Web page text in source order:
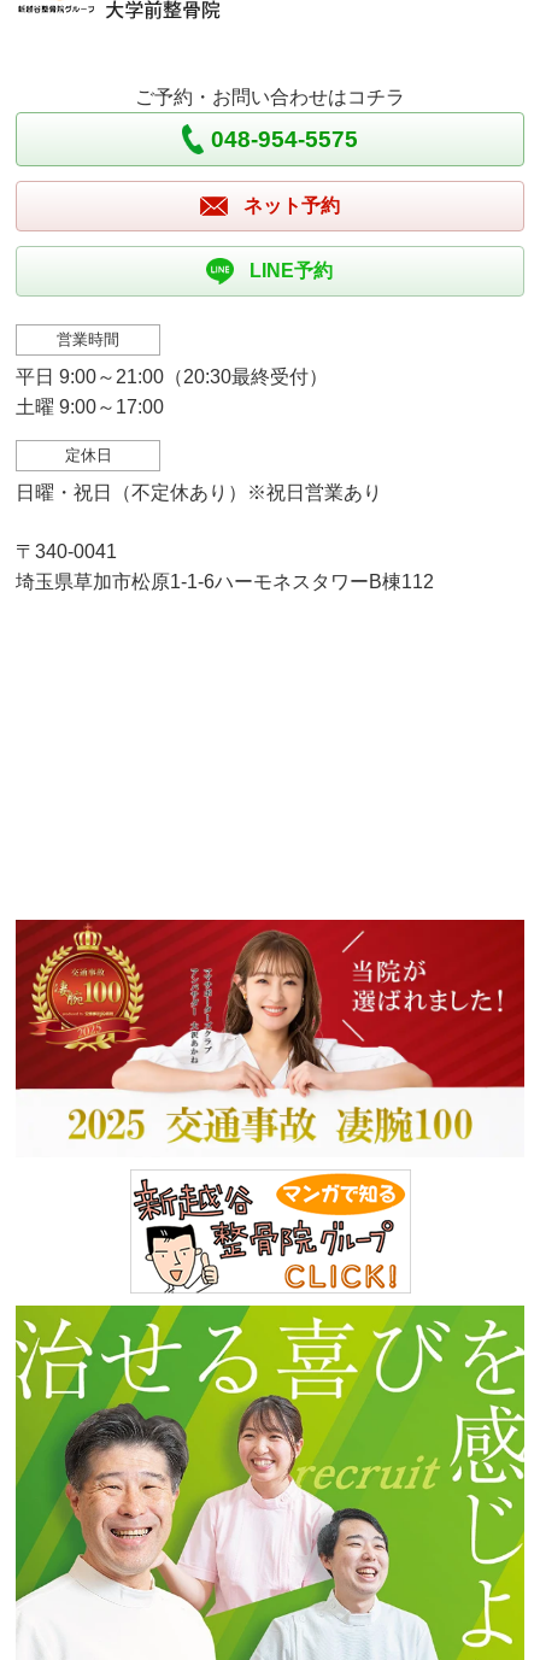
ご予約・お問い合わせはコチラ
048-954-5575
ネット予約
LINE予約
営業時間
平日 9:00～21:00（20:30最終受付）
土曜 9:00～17:00
定休日
日曜・祝日（不定休あり）※祝日営業あり
〒340-0041
埼玉県草加市松原1-1-6ハーモネスタワーB棟112